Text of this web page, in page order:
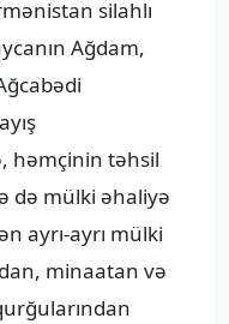
silahlı
Ağdam,
həmçinin təhsil
də mülki əhaliyə
ayrı-ayrı mülki
minaatan və